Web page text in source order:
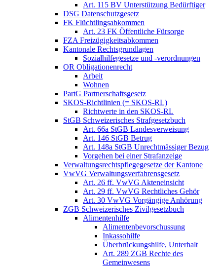
Art. 115 BV Unterstützung Bedürftiger
DSG Datenschutzgesetz
FK Flüchtlingsabkommen
Art. 23 FK Öffentliche Fürsorge
FZA Freizügigkeitsabkommen
Kantonale Rechtsgrundlagen
Sozialhilfegesetze und -verordnungen
OR Obligationenrecht
Arbeit
Wohnen
PartG Partnerschaftsgesetz
SKOS-Richtlinien (= SKOS-RL)
Richtwerte in den SKOS-RL
StGB Schweizerisches Strafgesetzbuch
Art. 66a StGB Landesverweisung
Art. 146 StGB Betrug
Art. 148a StGB Unrechtmässiger Bezug
Vorgehen bei einer Strafanzeige
Verwaltungsrechtspflegegesetze der Kantone
VwVG Verwaltungsverfahrensgesetz
Art. 26 ff. VwVG Akteneinsicht
Art. 29 ff. VwVG Rechtliches Gehör
Art. 30 VwVG Vorgängige Anhörung
ZGB Schweizerisches Zivilgesetzbuch
Alimentenhilfe
Alimentenbevorschussung
Inkassohilfe
Überbrückungshilfe, Unterhalt
Art. 289 ZGB Rechte des
Gemeinwesens